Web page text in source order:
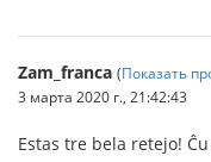
Zam_franca (Показать
3 марта 2020 г., 21:42:43
Estas tre bela retejo!